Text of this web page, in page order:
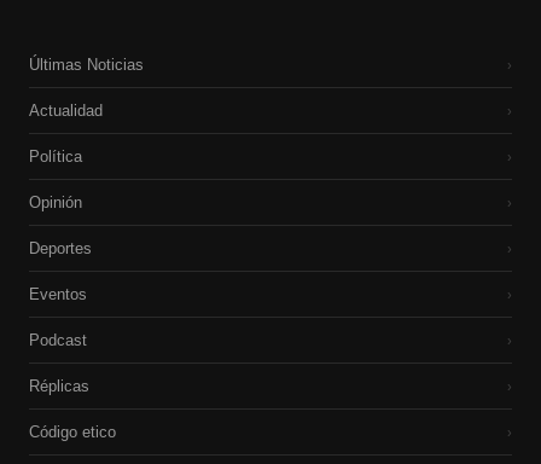
Últimas Noticias ›
Actualidad ›
Política ›
Opinión ›
Deportes ›
Eventos ›
Podcast ›
Réplicas ›
Código etico ›